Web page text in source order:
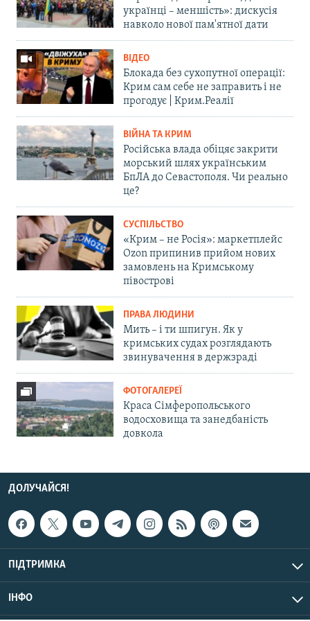
українці – меншість»: дискусія
навколо нової пам'ятної дати
ВІДЕО
Блокада без сухопутної операції:
Крим сам себе не заправить і не
прогодує | Крим.Реалії
ВІЙНА ТА КРИМ
Російська влада обіцяє закрити
морський шлях українським
БпЛА до Севастополя. Чи реально
це?
СУСПІЛЬСТВО
«Крим – не Росія»: маркетплейс
Ozon припинив прийом нових
замовлень на Кримському
півострові
ПРАВА ЛЮДИНИ
Мить – і ти шпигун. Як у
кримських судах розглядають
звинувачення в держзраді
ФОТОГАЛЕРЕЇ
Краса Сімферопольського
водосховища та занедбаність
довкола
ДОЛУЧАЙСЯ!
ПІДТРИМКА
ІНФО